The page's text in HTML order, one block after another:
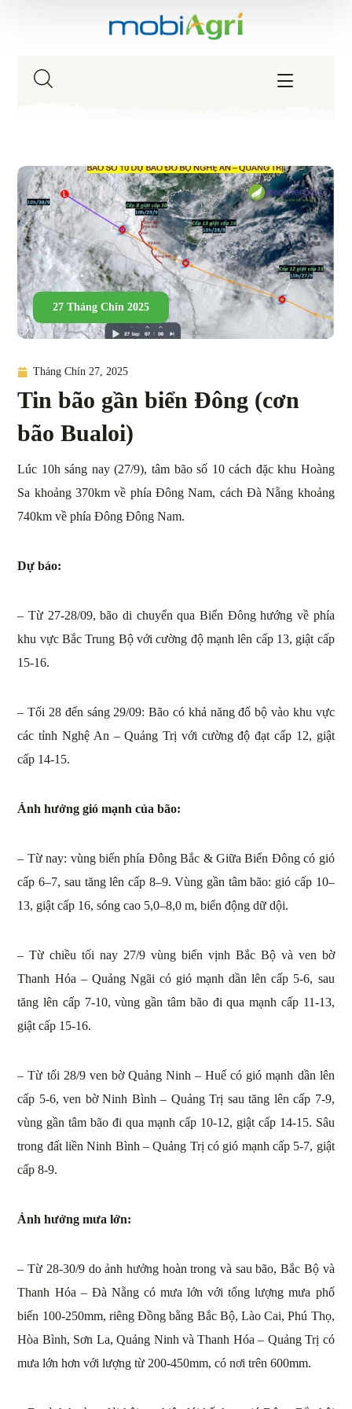
27 Tháng Chín 2025
Tháng Chín 27, 2025
Tin bão gần biển Đông (cơn
bão Bualoi)
Lúc 10h sáng nay (27/9), tâm bão số 10 cách đặc khu Hoàng
Sa khoảng 370km về phía Đông Nam, cách Đà Nẵng khoảng
740km về phía Đông Đông Nam.
Dự báo:
– Từ 27-28/09, bão di chuyển qua Biển Đông hướng về phía
khu vực Bắc Trung Bộ với cường độ mạnh lên cấp 13, giật cấp
15-16.
– Tối 28 đến sáng 29/09: Bão có khả năng đổ bộ vào khu vực
các tỉnh Nghệ An – Quảng Trị với cường độ đạt cấp 12, giật
cấp 14-15.
Ảnh hưởng gió mạnh của bão:
– Từ nay: vùng biển phía Đông Bắc & Giữa Biển Đông có gió
cấp 6–7, sau tăng lên cấp 8–9. Vùng gần tâm bão: gió cấp 10–
13, giật cấp 16, sóng cao 5,0–8,0 m, biển động dữ dội.
– Từ chiều tối nay 27/9 vùng biển vịnh Bắc Bộ và ven bờ
Thanh Hóa – Quảng Ngãi có gió mạnh dần lên cấp 5-6, sau
tăng lên cấp 7-10, vùng gần tâm bão đi qua mạnh cấp 11-13,
giật cấp 15-16.
– Từ tối 28/9 ven bờ Quảng Ninh – Huế có gió mạnh dần lên
cấp 5-6, ven bờ Ninh Bình – Quảng Trị sau tăng lên cấp 7-9,
vùng gần tâm bão đi qua mạnh cấp 10-12, giật cấp 14-15. Sâu
trong đất liền Ninh Bình – Quảng Trị có gió mạnh cấp 5-7, giật
cấp 8-9.
Ảnh hưởng mưa lớn:
– Từ 28-30/9 do ảnh hưởng hoàn trong và sau bão, Bắc Bộ và
Thanh Hóa – Đà Nẵng có mưa lớn với tổng lượng mưa phổ
biến 100-250mm, riêng Đồng bằng Bắc Bộ, Lào Cai, Phú Thọ,
Hòa Bình, Sơn La, Quảng Ninh và Thanh Hóa – Quảng Trị có
mưa lớn hơn với lượng từ 200-450mm, có nơi trên 600mm.